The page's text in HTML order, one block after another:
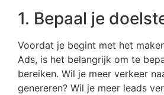
1. Bepaal je
Voordat je begint met het
Ads, is het belangrijk om te
bereiken. Wil je meer verkeer
genereren? Wil je meer leads